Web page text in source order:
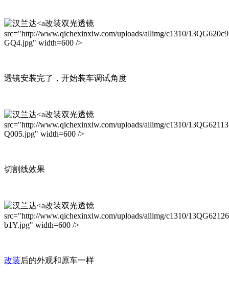
改装双光透镜
src="http://www.qichexinxiw.com/uploads/allimg/c1310/
GQ4.jpg" width=600 />
透镜安装完了，开始装车调试角度
改装双光透镜
src="http://www.qichexinxiw.com/uploads/allimg/c1310/
Q005.jpg" width=600 />
切割线效果
改装双光透镜
src="http://www.qichexinxiw.com/uploads/allimg/c1310/
b1Y.jpg" width=600 />
改装后的外观和原车一样